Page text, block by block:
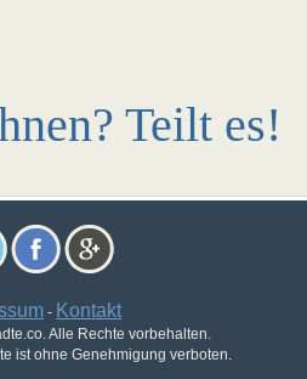
Teilt es!
- Kontakt
Alle Rechte vorbehalten.
ist ohne Genehmigung verboten.